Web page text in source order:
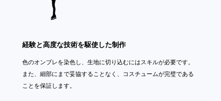
経験と高度な技術を駆使した制作
色のオンブレを染色し、生地に切り込むにはスキルが必要です。
また、細部にまで妥協することなく、コスチュームが完璧である
ことを保証します。